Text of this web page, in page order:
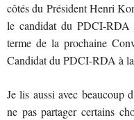
côtés du Président Henri
le candidat du PDCI-RDA
terme de la prochaine
Candidat du PDCI-RDA à
Je lis aussi avec beaucoup
ne pas partager certains